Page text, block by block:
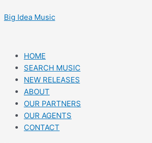
to
Big Idea Music
HOME
SEARCH MUSIC
NEW RELEASES
ABOUT
OUR PARTNERS
OUR AGENTS
CONTACT
navigation